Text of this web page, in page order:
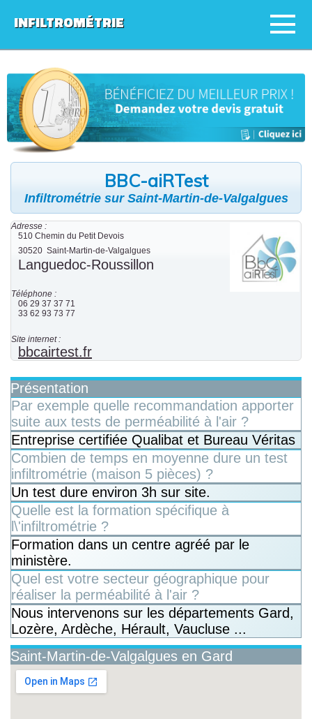
INFILTROMÉTRIE
BBC-aiRTest
Infiltrométrie sur Saint-Martin-de-Valgalgues
Adresse :
510 Chemin du Petit Devois
30520 Saint-Martin-de-Valgalgues
Languedoc-Roussillon
Téléphone :
06 29 37 37 71
33 62 93 73 77
Site internet :
bbcairtest.fr
Présentation
Par exemple quelle recommandation apporter
suite aux tests de perméabilité à l'air ?
Entreprise certifiée Qualibat et Bureau Véritas
Combien de temps en moyenne dure un test
infiltrométrie (maison 5 pièces) ?
Un test dure environ 3h sur site.
Quelle est la formation spécifique à
l\'infiltrométrie ?
Formation dans un centre agréé par le
ministère.
Quel est votre secteur géographique pour
réaliser la perméabilité à l'air ?
Nous intervenons sur les départements Gard,
Lozère, Ardèche, Hérault, Vaucluse ...
Saint-Martin-de-Valgalgues en Gard